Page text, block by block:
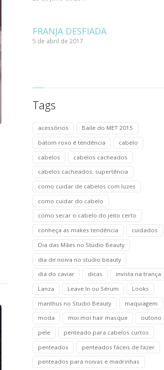
FRANJA DESFIADA
5 de abril de 2017
Tags
acessórios
Baile do MET 2015
batom roxo é tendência
cabelo
cabelos
cabelos cacheados
cabelos cacheados: supertência
como cuidar de cabelos com luzes
como cuidar do cabelo
como secar o cabelo do jeito certo
conheça as makes tendência
cuidados
Dia das Mães no Studio Beauty
dia de noiva no studio beauty
dia do caviar
dicas
invista na trança
Lanza
Leave In ou Sérum
Looks
manthus no Studio Beauty
maquiagem
moda
moi moi hair masque
outono
pele
penteado para cabelos curtos
penteados
penteados fáceis de fazer
penteados para noivas e madrinhas